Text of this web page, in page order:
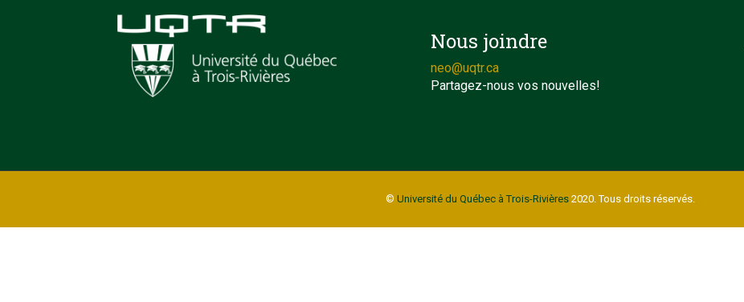
Nous joindre
neo@uqtr.ca
Partagez-nous vos nouvelles!
© Université du Québec à Trois-Rivières2020. Tous droits réservés.